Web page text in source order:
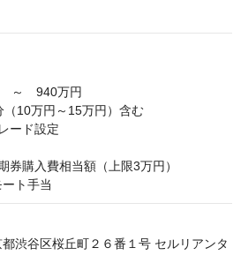
～　940万円
10万円～15万円）含む
ード設定
券購入費相当額（上限3万円）
手当